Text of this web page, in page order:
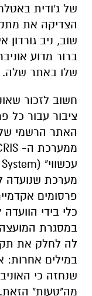
של ג'ודית
שוב, ניב גורדון
ברור מדוע
שלו באתר
חשוב לזכור
ציבור עבור כל
האתר הרשמי של
ממערכת ה-
עכשווי" (
מערכת שנועדה
פרסומים
כלי בידי
במסגרת
לה לחלק את
במילים אחרות:
שנחזה כי
מה"טעות"